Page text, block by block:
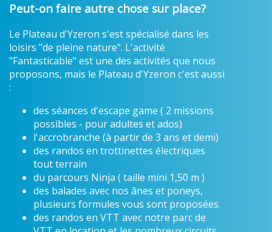
Peut-on faire autre chose sur place?
Le Plateau d'Yzeron s'est spécialisé dans les
loisirs "de pleine nature". L'activité
"Fantasticable" est une des activités que nous
proposons, mais le Plateau d'Yzeron c'est aussi
:
des séances d'escape game ( 2 missions
possibles - pour adultes et ados)
l'accrobranche (à partir de 3 ans et demi)
des randos en trottinettes électriques
tout terrain
du parcours Ninja ( taille mini 1,50 m )
des balades avec nos ânes et poneys,
plusieurs formules vous sont proposées.
des randos en VTT avec notre parc de